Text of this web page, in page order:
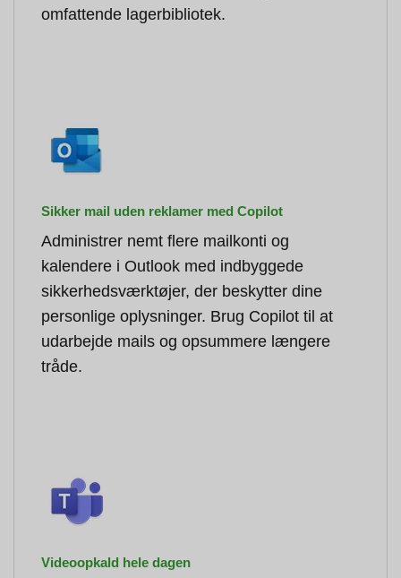
omfattende lagerbibliotek.
Sikker mail uden reklamer med Copilot
Administrer nemt flere mailkonti og
kalendere i Outlook med indbyggede
sikkerhedsværktøjer, der beskytter dine
personlige oplysninger. Brug Copilot til at
udarbejde mails og opsummere længere
tråde.
Videoopkald hele dagen